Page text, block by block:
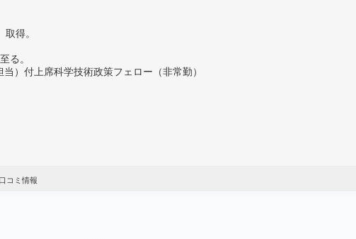
得。
る。
）付上席科学技術政策フェロー（非常勤）
コミ情報